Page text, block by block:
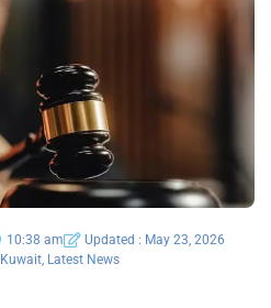
10:38 am
Updated : May 23, 2026
Kuwait Latest News